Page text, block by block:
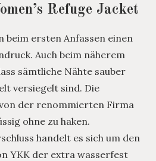
Refuge Jacket
beim ersten Anfassen einen
Auch beim näherem
sämtliche Nähte sauber
versiegelt sind. Die
der renommierten Firma
ohne zu haken.
handelt es sich um den
YKK der extra wasserfest